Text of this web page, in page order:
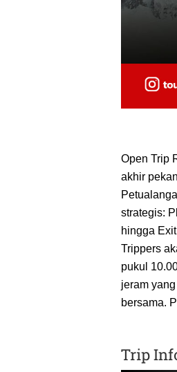
Open Trip
akhir
strategis:
hingga
Trippers
pukul
jeram
bersama.
Trip